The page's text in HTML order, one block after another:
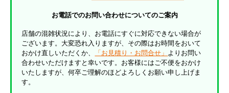
お電話でのお問い合わせについてのご案内
店舗の混雑状況により、お電話にすぐに対応できない場合が
ございます。大変恐れ入りますが、その際はお時間をおいて
おかけ直しいただくか、
「お見積り・お問合せ」 よりお問い
合わせいただけますと幸いです。お客様にはご不便をおかけ
いたしますが、何卒ご理解のほどよろしくお願い申し上げま
す。